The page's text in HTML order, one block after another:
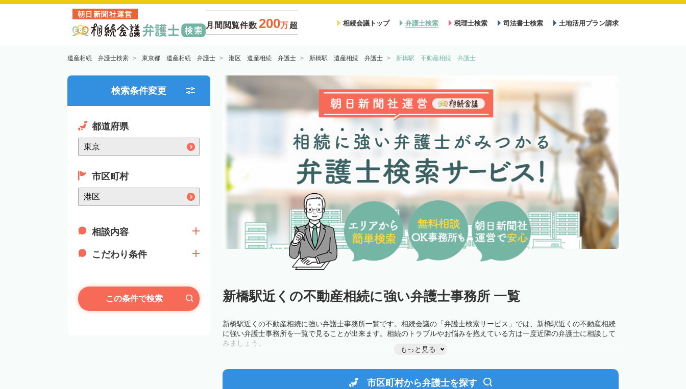
朝日新聞社運営
月間閲覧件数 200万超 相続会議トップ 弁護士検索 税理士検索 司法書士検索 土地活用プラン請求
遺産相続 弁護士検索 東京都 遺産相続 弁護士 港区 遺産相続 弁護士 新橋駅 遺産相続 弁護士 新橋駅 不動産相続 弁護士
検索条件変更
都道府県
市区町村
相談内容
こだわり条件
この条件で検索 新橋駅近くの不動産相続に強い弁護士事務所 一覧
新橋駅近くの不動産相続に強い弁護士事務所一覧です。相続会議の「弁護士検索サービス」では、新橋駅近くの不動産相続
に強い弁護士事務所を一覧で見ることが出来ます。相続のトラブルやお悩みを抱えている方は一度近隣の弁護士に相談して
みましょう。
もっと見る
市区町村から弁護士を探す